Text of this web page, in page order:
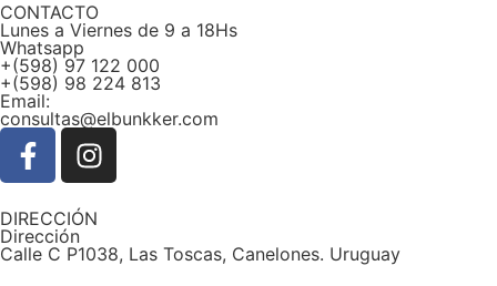
CONTACTO
Lunes a Viernes de 9 a 18Hs
Whatsapp
+(598) 97 122 000
+(598) 98 224 813
Email:
consultas@elbunkker.com
DIRECCIÓN
Dirección
Calle C P1038, Las Toscas, Canelones. Uruguay